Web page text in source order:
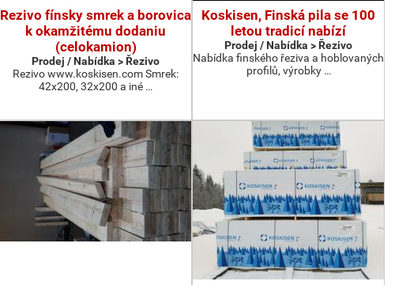
Rezivo fínsky smrek a borovica
k okamžitému dodaniu
(celokamion)
Prodej / Nabídka > Řezivo
Rezivo www.koskisen.com Smrek:
42x200, 32x200 a iné …
Koskisen, Finská pila se 100
letou tradicí nabízí
Prodej / Nabídka > Řezivo
Nabídka finského řeziva a hoblovaných
profilů, výrobky …